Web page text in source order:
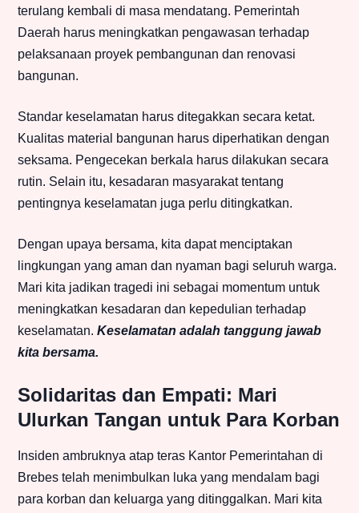
terulang kembali di masa mendatang. Pemerintah
Daerah harus meningkatkan pengawasan terhadap
pelaksanaan proyek pembangunan dan renovasi
bangunan.
Standar keselamatan harus ditegakkan secara ketat.
Kualitas material bangunan harus diperhatikan dengan
seksama. Pengecekan berkala harus dilakukan secara
rutin. Selain itu, kesadaran masyarakat tentang
pentingnya keselamatan juga perlu ditingkatkan.
Dengan upaya bersama, kita dapat menciptakan
lingkungan yang aman dan nyaman bagi seluruh warga.
Mari kita jadikan tragedi ini sebagai momentum untuk
meningkatkan kesadaran dan kepedulian terhadap
keselamatan. Keselamatan adalah tanggung jawab
kita bersama.
Solidaritas dan Empati: Mari
Ulurkan Tangan untuk Para Korban
Insiden ambruknya atap teras Kantor Pemerintahan di
Brebes telah menimbulkan luka yang mendalam bagi
para korban dan keluarga yang ditinggalkan. Mari kita